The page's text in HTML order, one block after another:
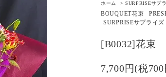
ホーム
> SURPRISEサプ
BOUQUET花束
SURPRISEサプライズ
[B0032]花束
7,700円(税